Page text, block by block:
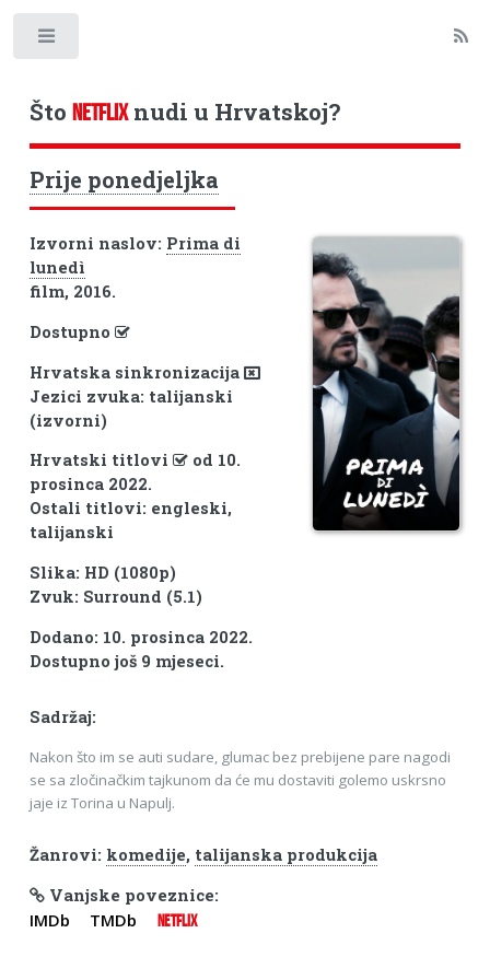
Što NETFLIXnudi u Hrvatskoj?
Prije ponedjeljka
Izvorni naslov: Prima di
lunedì
film, 2016.
Dostupno
Hrvatska sinkronizacija
Jezici zvuka: talijanski
(izvorni)
Hrvatski titlovi
od 10.
prosinca 2022.
Ostali titlovi: engleski,
talijanski
Slika: HD (1080p)
Zvuk: Surround (5.1)
Dodano: 10. prosinca 2022.
Dostupno još 9 mjeseci.
Sadržaj:
Nakon što im se auti sudare, glumac bez prebijene pare nagodi
se sa zločinačkim tajkunom da će mu dostaviti golemo uskrsno
jaje iz Torina u Napulj.
Žanrovi: komedije, talijanska produkcija
Vanjske poveznice:
IMDb TMDb NETFLIX